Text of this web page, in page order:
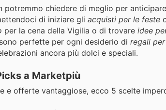
potremmo chiedere di meglio per
di iniziare gli acquisti per le feste
per la cena della Vigilia o di trovare idee
perfette per ogni desiderio di regali
ancora più dolci e speciali.
a Marketpiù
e offerte vantaggiose, ecco 5 scelte